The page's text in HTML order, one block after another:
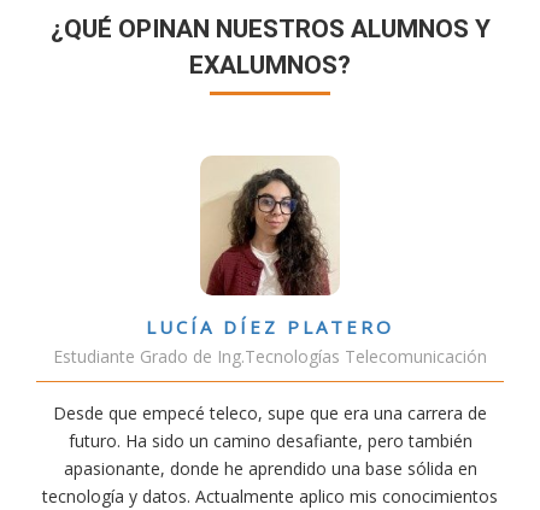
¿QUÉ OPINAN NUESTROS ALUMNOS Y
EXALUMNOS?
de
en
VÍCTOR SÁNCHEZ VALENCIA
Estudiante Doble Grado Teleco-ADE
Estudiar teleco me ha permitido comprender
conectividad afecta nuestra vida diaria. Aunque la
exige esfuerzo, he dedicado parte de mi tiempo
actividades como el salvamento y socorrismo.